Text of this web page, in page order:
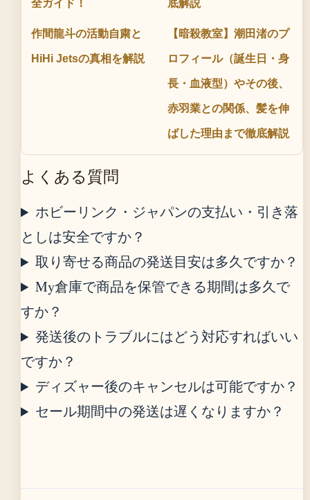
全ガイド！ 底解説
作間龍斗の活動自粛と
HiHi Jetsの真相を解説
【暗殺教室】潮田渚のプ
ロフィール（誕生日・身
長・血液型）やその後、
赤羽業との関係、髪を伸
ばした理由まで徹底解説
よくある質問
ホビーリンク・ジャパンの支払い・引き落
としは安全ですか？
取り寄せる商品の発送目安は多久ですか？
My倉庫で商品を保管できる期間は多久で
すか？
発送後のトラブルにはどう対応すればいい
ですか？
ディズャー後のキャンセルは可能ですか？
セール期間中の発送は遅くなりますか？